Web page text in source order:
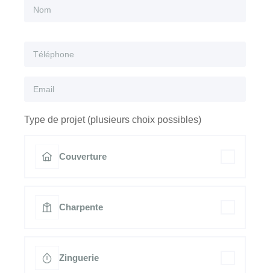
Type de projet (plusieurs choix possibles)
Couverture
Charpente
Zinguerie